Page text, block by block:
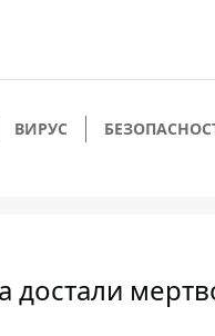
ВИРУС
достали